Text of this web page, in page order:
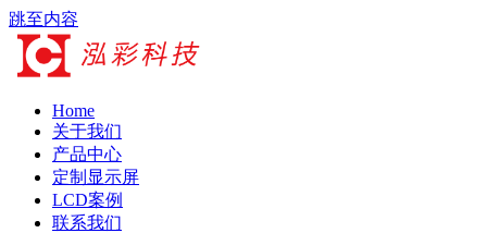
跳至内容
Home
关于我们
产品中心
定制显示屏
LCD案例
联系我们